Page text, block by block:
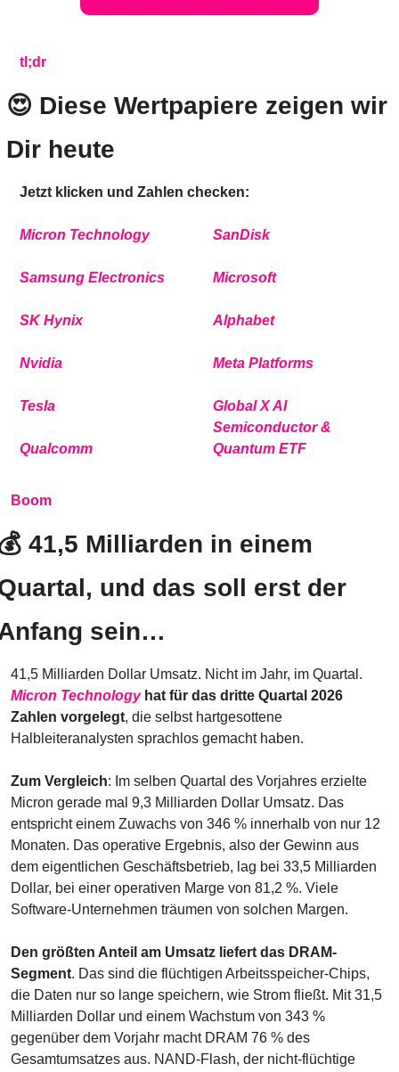
tl;dr
😍 Diese Wertpapiere zeigen wir
Dir heute
Jetzt klicken und Zahlen checken:
Micron Technology
Samsung Electronics
SK Hynix
Nvidia
Tesla
Qualcomm
SanDisk
Microsoft
Alphabet
Meta Platforms
Global X AI
Semiconductor &
Quantum ETF
Boom
41,5 Milliarden in einem
und das soll erst der
sein…
Micron Technology hat für das dritte Quartal 2026
Zahlen vorgelegt, die selbst hartgesottene
Halbleiteranalysten sprachlos gemacht haben.
Zum Vergleich: Im selben Quartal des Vorjahres erzielte
Micron gerade mal 9,3 Milliarden Dollar Umsatz. Das
entspricht einem Zuwachs von 346 % innerhalb von nur 12
Monaten. Das operative Ergebnis, also der Gewinn aus
dem eigentlichen Geschäftsbetrieb, lag bei 33,5 Milliarden
Dollar, bei einer operativen Marge von 81,2 %. Viele
Software-Unternehmen träumen von solchen Margen.
Den größten Anteil am Umsatz liefert das DRAM-
Segment. Das sind die flüchtigen Arbeitsspeicher-Chips,
die Daten nur so lange speichern, wie Strom fließt. Mit 31,5
Milliarden Dollar und einem Wachstum von 343 %
gegenüber dem Vorjahr macht DRAM 76 % des
Gesamtumsatzes aus. NAND-Flash, der nicht-flüchtige